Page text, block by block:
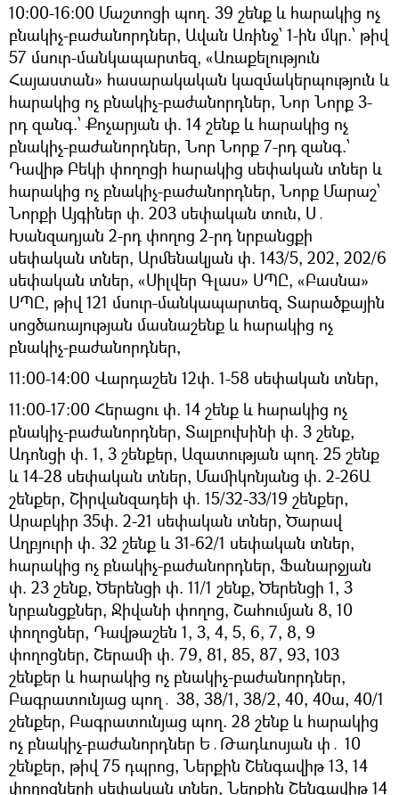
10:00-16:00 Մաշտոցի պող. 39 շենք և հարակից ոչ
բնակիչ-բաժանորդներ, Ավան Առինջ՝ 1-ին մկր.՝ թիվ
57 մսուր-մանկապարտեզ, «Առաքելություն
Հայաստան» հասարակական կազմակերպություն և
հարակից ոչ բնակիչ-բաժանորդներ, Նոր Նորք 3-
րդ զանգ.՝ Քոչարյան փ. 14 շենք և հարակից ոչ
բնակիչ-բաժանորդներ, Նոր Նորք 7-րդ զանգ.՝
Դավիթ Բեկի փողոցի հարակից սեփական տներ և
հարակից ոչ բնակիչ-բաժանորդներ, Նորք Մարաշ՝
Նորքի Այգիներ փ. 203 սեփական տուն, Ս․
Խանզադյան 2-րդ փողոց 2-րդ նրբանցքի
սեփական տներ, Արմենակյան փ. 143/5, 202, 202/6
սեփական տներ, «Սիլվեր Գլաս» ՍՊԸ, «Բասնա»
ՍՊԸ, թիվ 121 մսուր-մանկապարտեզ, Տարածքային
սոցծառայության մասնաշենք և հարակից ոչ
բնակիչ-բաժանորդներ,
11:00-14:00 Վարդաշեն 12փ. 1-58 սեփական տներ,
11:00-17:00 Հերացու փ. 14 շենք և հարակից ոչ
բնակիչ-բաժանորդներ, Տալբուխինի փ. 3 շենք,
Ադոնցի փ. 1, 3 շենքեր, Ազատության պող. 25 շենք
և 14-28 սեփական տներ, Մամիկոնյանց փ. 2-26Ա
շենքեր, Շիրվանզադեի փ. 15/32-33/19 շենքեր,
Արաբկիր 35փ. 2-21 սեփական տներ, Ծարավ
Աղբյուրի փ. 32 շենք և 31-62/1 սեփական տներ,
հարակից ոչ բնակիչ-բաժանորդներ, Ֆանարջյան
փ. 23 շենք, Ծերենցի փ. 11/1 շենք, Ծերենցի 1, 3
նրբանցքներ, Ջիվանի փողոց, Շահումյան 8, 10
փողոցներ, Դավթաշեն 1, 3, 4, 5, 6, 7, 8, 9
փողոցներ, Շերամի փ. 79, 81, 85, 87, 93, 103
շենքեր և հարակից ոչ բնակիչ-բաժանորդներ,
Բագրատունյաց պող․ 38, 38/1, 38/2, 40, 40ա, 40/1
շենքեր, Բագրատունյաց պող. 28 շենք և հարակից
ոչ բնակիչ-բաժանորդներ Ե․Թադևոսյան փ․ 10
շենքեր, թիվ 75 դպրոց, Ներքին Շենգավիթ 13, 14
փողոցների սեփական տներ, Ներքին Շենգավիթ 14